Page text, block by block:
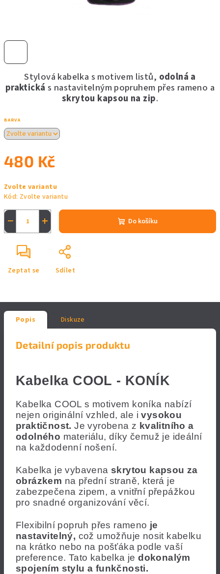
Stylová kabelka s motivem listů, odolná a
praktická s nastavitelným popruhem přes rameno a
skrytou kapsou na zip.
BARVA
480 Kč
cena:
Zvolte variantu
Kód: Zvolte variantu
+
− Do košíku
Zeptat se Sdílet
Popis Diskuze
Detailní popis produktu
Kabelka COOL - KONÍK
Kabelka COOL s motivem koníka nabízí
nejen originální vzhled, ale ivysokou
praktičnost. Je vyrobena z kvalitního a
odolného materiálu, díky čemuž je ideální
na každodenní nošení.
Kabelka je vybavena skrytou kapsou za
obrázkem na přední straně, která je
zabezpečena zipem, a vnitřní přepážkou
pro snadné organizování věcí.
Flexibilní popruh přes rameno je
nastavitelný, což umožňuje nosit kabelku
na krátko nebo na pošťáka podle vaší
preference. Tato kabelka jedokonalým
spojením stylu a funkčnosti.